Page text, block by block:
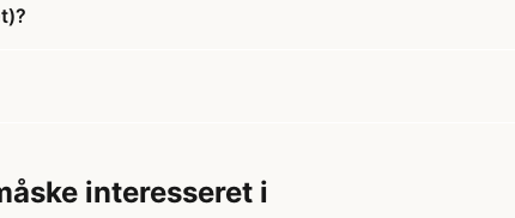
interesseret i